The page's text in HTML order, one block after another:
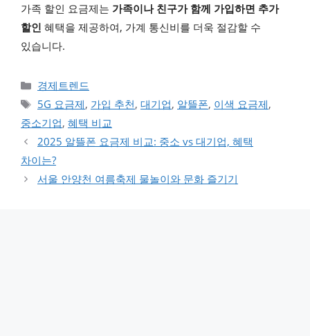
가족 할인 요금제는 가족이나 친구가 함께 가입하면 추가
할인 혜택을 제공하여, 가계 통신비를 더욱 절감할 수
있습니다.
카테고리
경제트렌드
태그
5G 요금제, 가입 추천, 대기업, 알뜰폰, 이색 요금제,
중소기업, 혜택 비교
2025 알뜰폰 요금제 비교: 중소 vs 대기업, 혜택
차이는?
서울 안양천 여름축제 물놀이와 문화 즐기기